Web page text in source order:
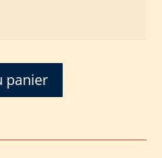
panier